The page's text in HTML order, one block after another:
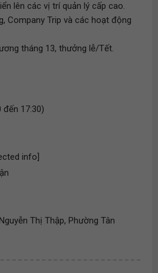
lên các vị trí quản lý cấp cao.
Company Trip và các hoạt động
tháng 13, thưởng lễ/Tết.
17:30)
info]
Thị Thập, Phường Tân